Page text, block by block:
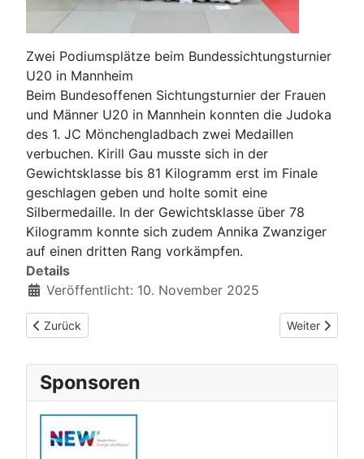
Zwei Podiumsplätze beim Bundessichtungsturnier
U20 in Mannheim
Beim Bundesoffenen Sichtungsturnier der Frauen
und Männer U20 in Mannhein konnten die Judoka
des 1. JC Mönchengladbach zwei Medaillen
verbuchen. Kirill Gau musste sich in der
Gewichtsklasse bis 81 Kilogramm erst im Finale
geschlagen geben und holte somit eine
Silbermedaille. In der Gewichtsklasse über 78
Kilogramm konnte sich zudem Annika Zwanziger
auf einen dritten Rang vorkämpfen.
Details
Veröffentlicht: 10. November 2025
Vorheriger Beitrag: U18 Mannschaften qualifizieren sich für
Zurück Nächster
Weiter
Sponsoren